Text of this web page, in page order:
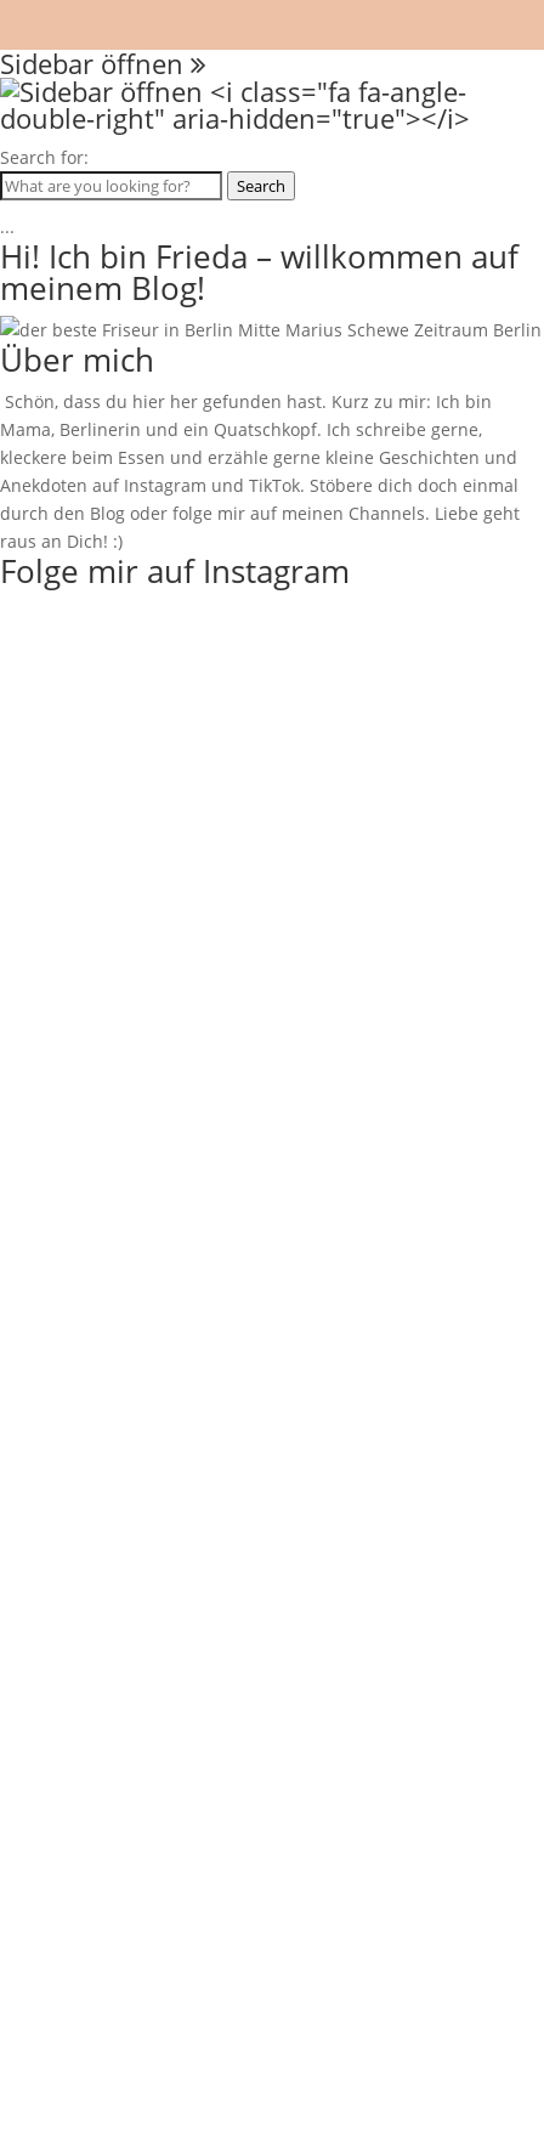
Sidebar öffnen
Search for:
Search
...
Hi! Ich bin Frieda – willkommen auf
meinem Blog!
Über mich
Schön, dass du hier her gefunden hast. Kurz zu mir: Ich bin
Mama, Berlinerin und ein Quatschkopf. Ich schreibe gerne,
kleckere beim Essen und erzähle gerne kleine Geschichten und
Anekdoten auf Instagram und TikTok. Stöbere dich doch einmal
durch den Blog oder folge mir auf meinen Channels. Liebe geht
raus an Dich! :)
Folge mir auf Instagram